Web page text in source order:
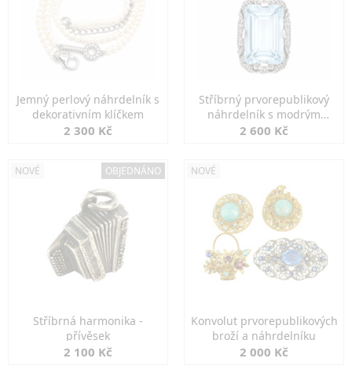
Jemný perlový náhrdelník s
dekorativním klíčkem
2 300 Kč
Stříbrný prvorepublikový
náhrdelník s modrým
spinelem
2 600 Kč
NOVÉ OBJEDNÁNO
Stříbrná harmonika -
přívěsek
2 100 Kč
NOVÉ
Konvolut prvorepublikových
broží a náhrdelníku
2 000 Kč